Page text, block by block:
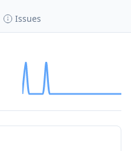
Issues